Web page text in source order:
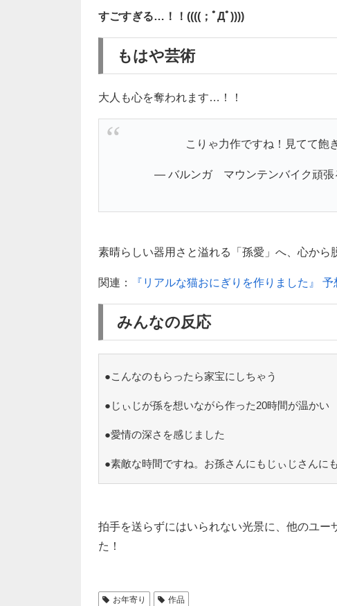
すごすぎる…！！((((；ﾟДﾟ))))
もはや芸術
大人も心を奪われます…！！
こりゃ力作ですね！見てて飽
— バルンガ マウンテンバイク頑張
素晴らしい器用さと溢れる「孫愛」へ、心から
関連： 『リアルな猫おにぎりを作りました』
みんなの反応
●こんなのもらったら家宝にしちゃう
●じぃじが孫を想いながら作った20時間が温かい
●愛情の深さを感じました
●素敵な時間ですね。お孫さんにもじぃじさんに
拍手を送らずにはいられない光景に、他のユ
た！
お年寄り 作品